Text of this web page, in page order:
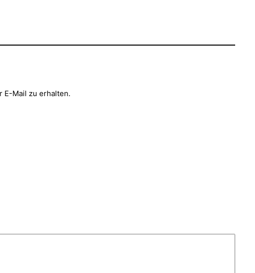
E-Mail zu erhalten.